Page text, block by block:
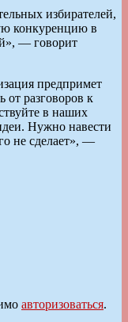
избирателей,
конкуренцию в
— говорит
предпримет
от разговоров к
в наших
Нужно навести
не сделает», —
авторизоваться.